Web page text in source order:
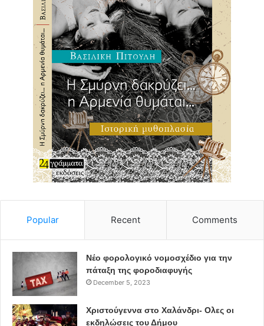
Popular Recent Comments
Νέο φορολογικό νομοσχέδιο για την
πάταξη της φοροδιαφυγής
December 5, 2023
Χριστούγεννα στο Χαλάνδρι- Ολες οι
εκδηλώσεις του Δήμου